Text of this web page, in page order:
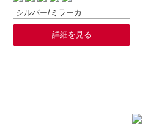
シルバー/ミラーカ...
詳細を見る